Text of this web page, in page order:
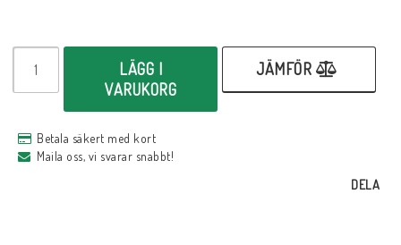
LÄGG I
VARUKORG
JÄMFÖR
Betala säkert med kort
Maila oss, vi svarar snabbt!
DELA